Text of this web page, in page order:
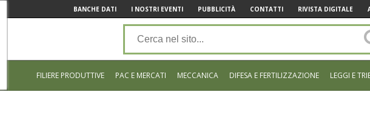
BANCHE DATI I NOSTRI EVENTI PUBBLICITÀ CONTATTI RIVISTA DIGITALE
FILIERE PRODUTTIVE PAC E MERCATI MECCANICA DIFESA E FERTILIZZAZIONE LEGGI E